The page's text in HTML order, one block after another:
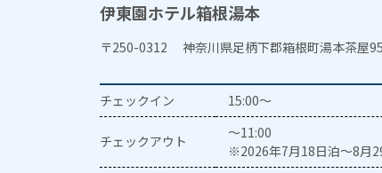
伊東園ホテル箱根湯本
〒250-0312 神奈川県足柄下郡箱根町湯本茶屋
チェックイン 15:00～
チェックアウト
～11:00
※2026年7月18日泊～8月